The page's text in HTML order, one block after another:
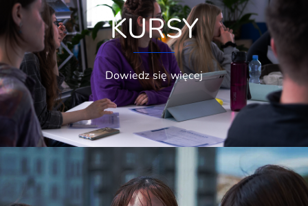
KURSY
Dowiedz się więcej